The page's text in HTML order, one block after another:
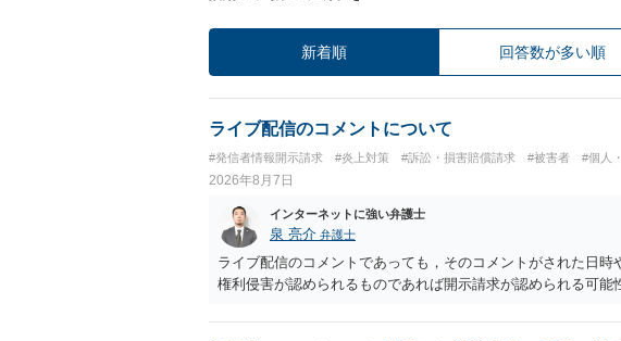
新着順 回答数が多い順
ライブ配信のコメントについて
#発信者情報開示請求 #炎上対策 #訴訟・損害賠償請求 #被害者 #個人
2026年8月7日
インターネットに強い弁護士
泉 亮介 弁護士
ライブ配信のコメントであっても，そのコメントがされた日時
権利侵害が認められるものであれば開示請求が認められる可能